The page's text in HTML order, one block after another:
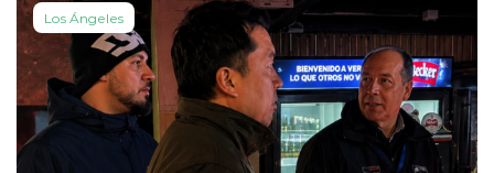
Los Ángeles